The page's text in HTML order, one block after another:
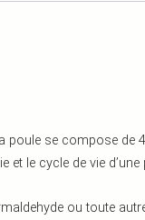
poule se compose de
et le cycle de vie d’une
ou toute